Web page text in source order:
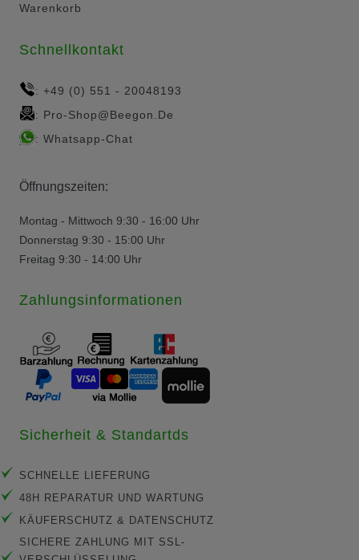
Warenkorb
Schnellkontakt
: +49 (0) 551 - 20048193
: Pro-Shop@beegon.de
: Whatsapp-Chat
Öffnungszeiten:
Montag - Mittwoch 9:30 - 16:00 Uhr
Donnerstag 9:30 - 15:00 Uhr
Freitag 9:30 - 14:00 Uhr
Zahlungsinformationen
Sicherheit & Standartds
SCHNELLE LIEFERUNG
48H REPARATUR UND WARTUNG
KÄUFERSCHUTZ & DATENSCHUTZ
SICHERE ZAHLUNG MIT SSL-